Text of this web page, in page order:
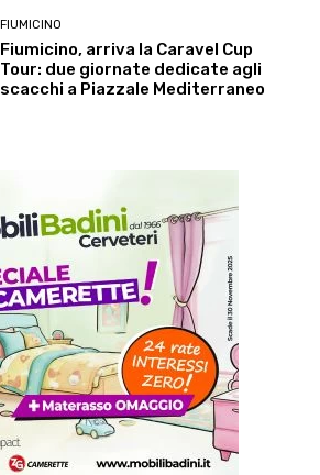
FIUMICINO
Fiumicino, arriva la Caravel Cup
Tour: due giornate dedicate agli
scacchi a Piazzale Mediterraneo